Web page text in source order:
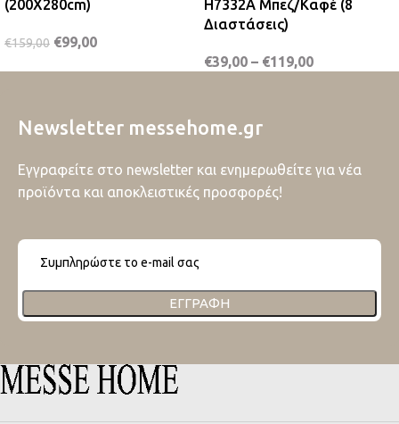
(200X280cm)
€159,00 €99,00
H7332A Μπεζ/Καφέ (8
Διαστάσεις)
€39,00 – €119,00
Newsletter messehome.gr
Εγγραφείτε στο newsletter και ενημερωθείτε για νέα
προϊόντα και αποκλειστικές προσφορές!
ΕΓΓΡΑΦΉ